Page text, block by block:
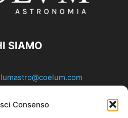
Consenso
SIAMO